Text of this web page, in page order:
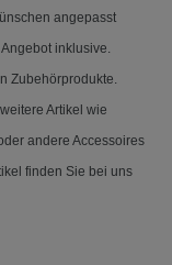
angepasst
inklusive.
Zubehörprodukte.
Artikel wie
andere Accessoires
finden Sie bei uns